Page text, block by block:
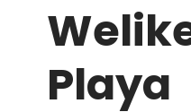
Playa